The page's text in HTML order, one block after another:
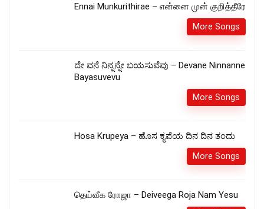
Ennai Munkurithirae – என்னை முன் குறித்தீரே
More Songs
ದೇ ವನೆ ನಿನ್ನನ್ನೇ ಬಯಸುವೆವು – Devane Ninnanne
Bayasuvevu
More Songs
Hosa Krupeya – ಹೊಸ ಕೃಪೆಯ ದಿನ ದಿನ ತಂದು
More Songs
தெய்வீக ரோஜா – Deiveega Roja Nam Yesu